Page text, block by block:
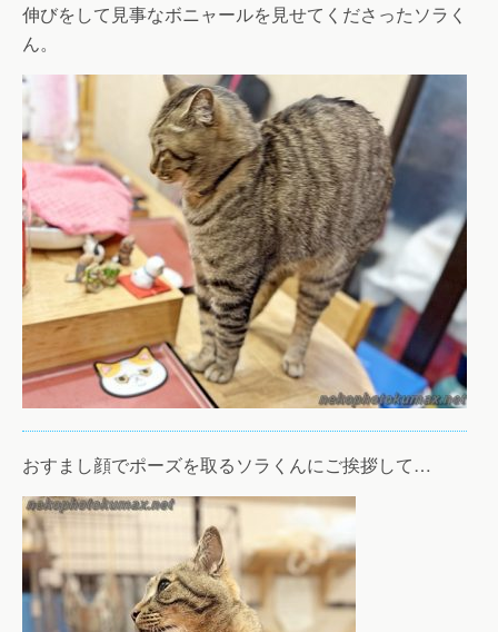
伸びをして見事なボニャールを見せてくださったソラく
ん。
おすまし顔でポーズを取るソラくんにご挨拶して…